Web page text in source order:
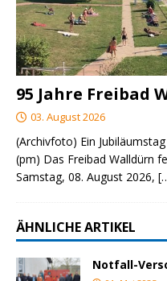
95 Jahre Freibad
03. August 2026
(Archivfoto) Ein
(pm) Das Freibad Walldürn
Samstag, 08. August 2026,
ÄHNLICHE ARTIKEL
Notfall-